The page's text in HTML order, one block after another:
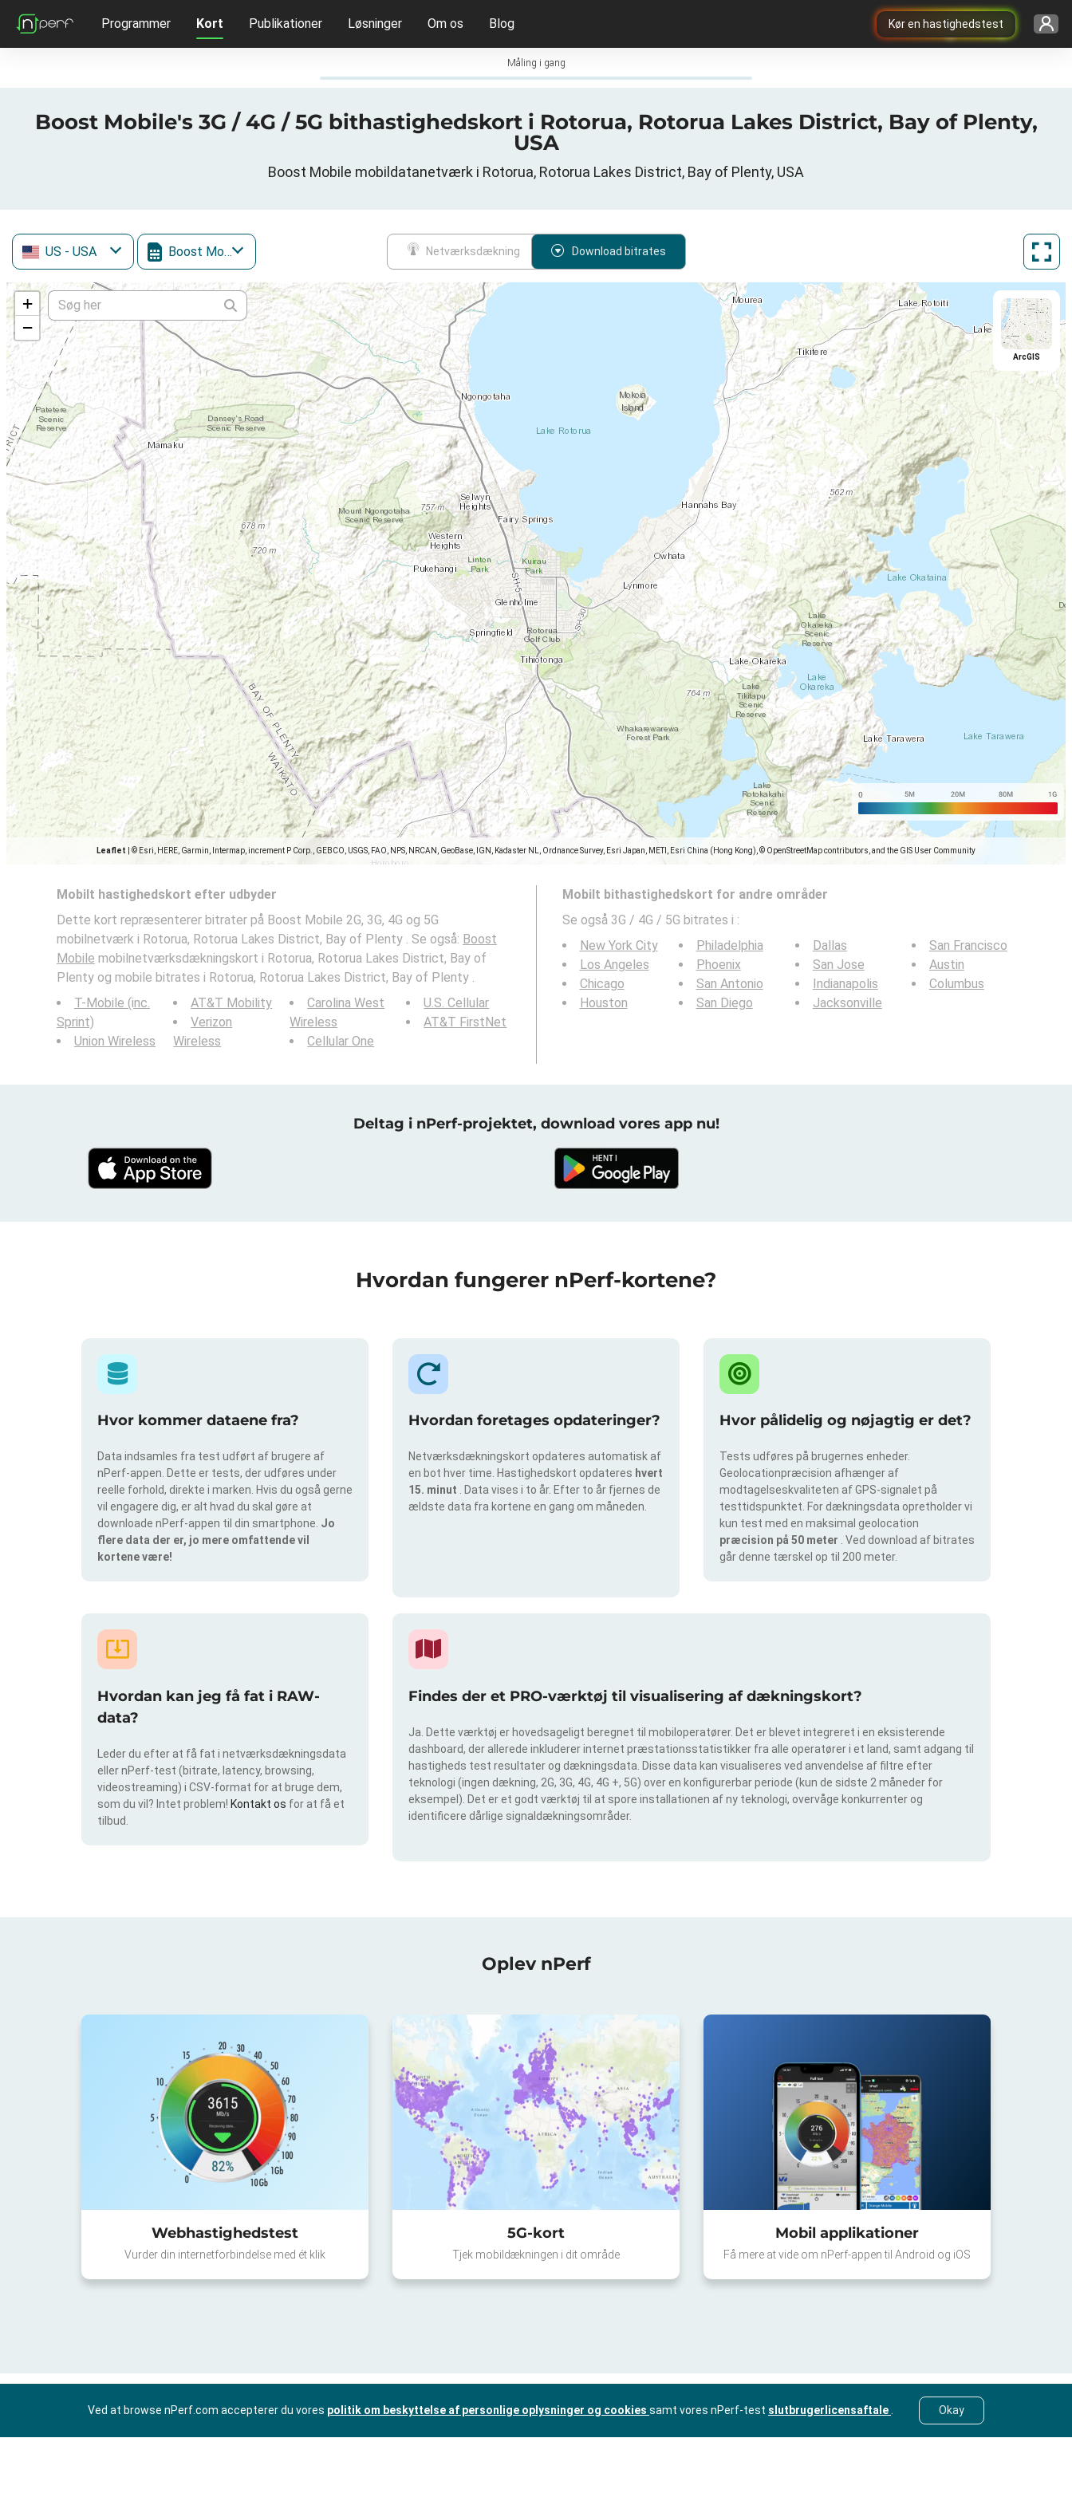
Kør en hastighedstest
Programmer Kort Publikationer Løsninger Om os Blog
Måling i gang
Boost Mobile's 3G / 4G / 5G bithastighedskort i Rotorua, Rotorua Lakes District, Bay of Plenty,
USA
Boost Mobile mobildatanetværk i Rotorua, Rotorua Lakes District, Bay of Plenty, USA
US - USA Boost Mobile Netværksdækning Download bitrates
+
−
Leaflet © Esri, HERE, Garmin, Intermap, increment P Corp., GEBCO, USGS, FAO, NPS, NRCAN, GeoBase, IGN, Kadaster NL, Ordnance Survey, Esri Japan, METI, Esri China (Hong Kong), © OpenStreetMap contributors, and the GIS User Community
ArcGIS
Mobilt hastighedskort efter udbyder
Dette kort repræsenterer bitrater på Boost Mobile 2G, 3G, 4G og 5G
mobilnetværk i Rotorua, Rotorua Lakes District, Bay of Plenty . Se også: Boost
Mobile mobilnetværksdækningskort i Rotorua, Rotorua Lakes District, Bay of
Plenty og mobile bitrates i Rotorua, Rotorua Lakes District, Bay of Plenty .
T-Mobile (inc.
Sprint)
Union Wireless
AT&T Mobility
Verizon
Wireless
Carolina West
Wireless
Cellular One
U.S. Cellular
AT&T FirstNet
Mobilt bithastighedskort for andre områder
Se også 3G / 4G / 5G bitrates i :
New York City
Los Angeles
Chicago
Houston
Philadelphia
Phoenix
San Antonio
San Diego
Dallas
San Jose
Indianapolis
Jacksonville
San Francisco
Austin
Columbus
Deltag i nPerf-projektet, download vores app nu!
Hvordan fungerer nPerf-kortene?
Hvor kommer dataene fra?
Data indsamles fra test udført af brugere af
nPerf-appen. Dette er tests, der udføres under
reelle forhold, direkte i marken. Hvis du også gerne
vil engagere dig, er alt hvad du skal gøre at
downloade nPerf-appen til din smartphone. Jo
flere data der er, jo mere omfattende vil
kortene være!
Hvordan foretages opdateringer?
Netværksdækningskort opdateres automatisk af
en bot hver time. Hastighedskort opdateres hvert
15. minut
. Data vises i to år. Efter to år fjernes de
ældste data fra kortene en gang om måneden.
Hvor pålidelig og nøjagtig er det?
Tests udføres på brugernes enheder.
Geolocationpræcision afhænger af
modtagelseskvaliteten af GPS-signalet på
testtidspunktet. For dækningsdata opretholder vi
kun test med en maksimal geolocation
præcision på 50 meter
. Ved download af bitrates
går denne tærskel op til 200 meter.
Hvordan kan jeg få fat i RAW-
data?
Leder du efter at få fat i netværksdækningsdata
eller nPerf-test (bitrate, latency, browsing,
videostreaming) i CSV-format for at bruge dem,
som du vil? Intet problem! Kontakt os for at få et
tilbud.
Findes der et PRO-værktøj til visualisering af dækningskort?
Ja. Dette værktøj er hovedsageligt beregnet til mobiloperatører. Det er blevet integreret i en eksisterende
dashboard, der allerede inkluderer internet præstationsstatistikker fra alle operatører i et land, samt adgang til
hastigheds test resultater og dækningsdata. Disse data kan visualiseres ved anvendelse af filtre efter
teknologi (ingen dækning, 2G, 3G, 4G, 4G +, 5G) over en konfigurerbar periode (kun de sidste 2 måneder for
eksempel). Det er et godt værktøj til at spore installationen af ny teknologi, overvåge konkurrenter og
identificere dårlige signaldækningsområder.
Oplev nPerf
Webhastighedstest
Vurder din internetforbindelse med ét klik
5G-kort
Tjek mobildækningen i dit område
Mobil applikationer
Få mere at vide om nPerf-appen til Android og iOS
Ved at browse nPerf.com accepterer du vores politik om beskyttelse af personlige oplysninger og cookies samt vores nPerf-test slutbrugerlicensaftale Okay